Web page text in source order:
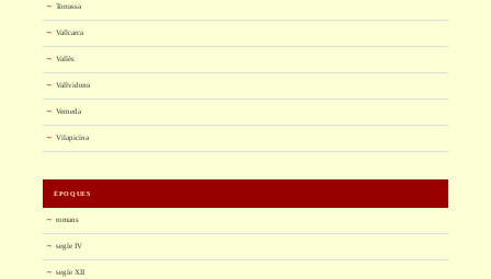
Torrassa
Vallcarca
Vallès
Vallvidrera
Verneda
Vilapicina
ÈPOQUES
romans
segle IV
segle XII